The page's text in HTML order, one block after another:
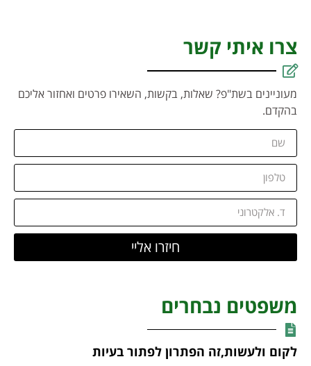
צרו איתי קשר
מעוניינים בשת"פ? שאלות, בקשות, השאירו פרטים ואחזור אליכם
בהקדם.
חיזרו אליי
משפטים נבחרים
לקום ולעשות,זה הפתרון לפתור בעיות